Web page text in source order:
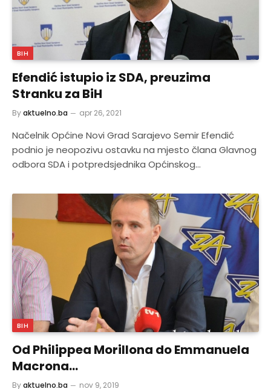
BIH
Efendić istupio iz SDA, preuzima
Stranku za BiH
Byaktuelno.ba apr 26, 2021
Načelnik Općine Novi Grad Sarajevo Semir Efendić
podnio je neopozivu ostavku na mjesto člana Glavnog
odbora SDA i potpredsjednika Općinskog…
BIH
Od Philippea Morillona do Emmanuela
Macrona…
Byaktuelno.ba nov 9, 2019